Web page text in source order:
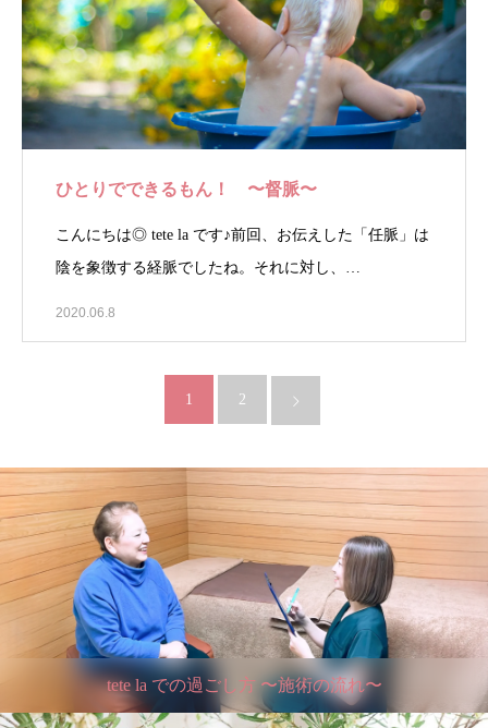
ひとりでできるもん！ 〜督脈〜
こんにちは◎ tete la です♪前回、お伝えした「任脈」は
陰を象徴する経脈でしたね。それに対し、…
2020.06.8
1 2
tete la での過ごし方 〜施術の流れ〜